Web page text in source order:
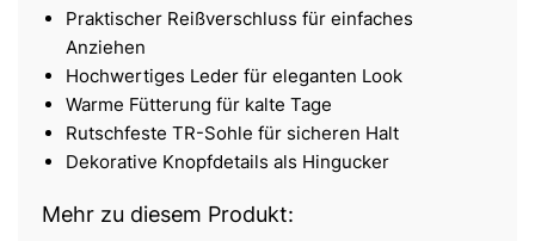
Praktischer Reißverschluss für einfaches
Anziehen
Hochwertiges Leder für eleganten Look
Warme Fütterung für kalte Tage
Rutschfeste TR-Sohle für sicheren Halt
Dekorative Knopfdetails als Hingucker
Mehr zu diesem Produkt: